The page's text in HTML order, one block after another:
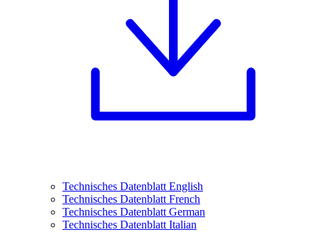
Technisches Datenblatt English
Technisches Datenblatt French
Technisches Datenblatt German
Technisches Datenblatt Italian